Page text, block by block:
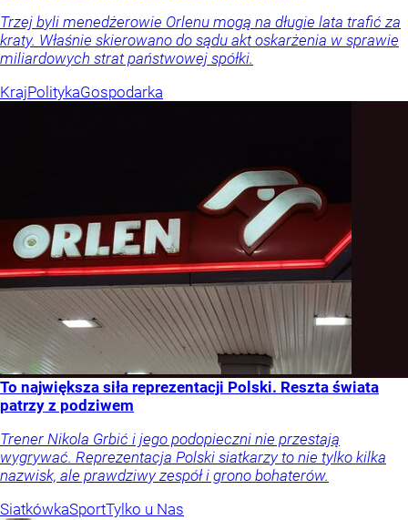
Trzej byli menedżerowie Orlenu mogą na długie lata trafić za
kraty. Właśnie skierowano do sądu akt oskarżenia w sprawie
miliardowych strat państwowej spółki.
KrajPolitykaGospodarka
To największa siła reprezentacji Polski. Reszta świata
patrzy z podziwem
Trener Nikola Grbić i jego podopieczni nie przestają
wygrywać. Reprezentacja Polski siatkarzy to nie tylko kilka
nazwisk, ale prawdziwy zespół i grono bohaterów.
SiatkówkaSportTylko u Nas